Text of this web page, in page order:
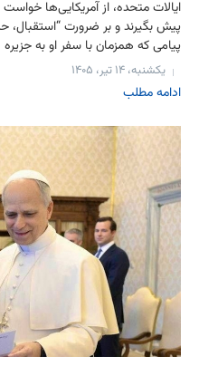
ایالات متحده، از آمریکایی‌ها
پیش بگیرند و بر ضرورت “استقبال،
پیامی که همزمان با سفر او به جزیره
یکشنبه، ۱۴ تیر، ۱۴۰۵
ادامه مطلب